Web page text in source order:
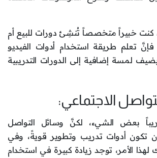
كنت خبيراً متخصصاً تُنشِئ دورات للبيع أم
تعلم طريقة استخدام أدوات الفيديو
لمسة إضافية إلى الدورات التدريبية
بعض الشيء، لكنَّ وسائل التواصل
تكون أدوات تدريب وتطوير قويةً، وفي
الأمر، توجد زيادة كبيرة في استخدام